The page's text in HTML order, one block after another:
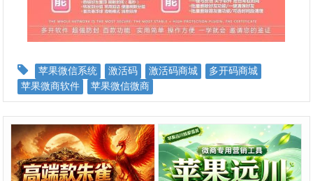
苹果微信系统 激活码 激活码商城
多开码商城
苹果微商软件
苹果微信微商